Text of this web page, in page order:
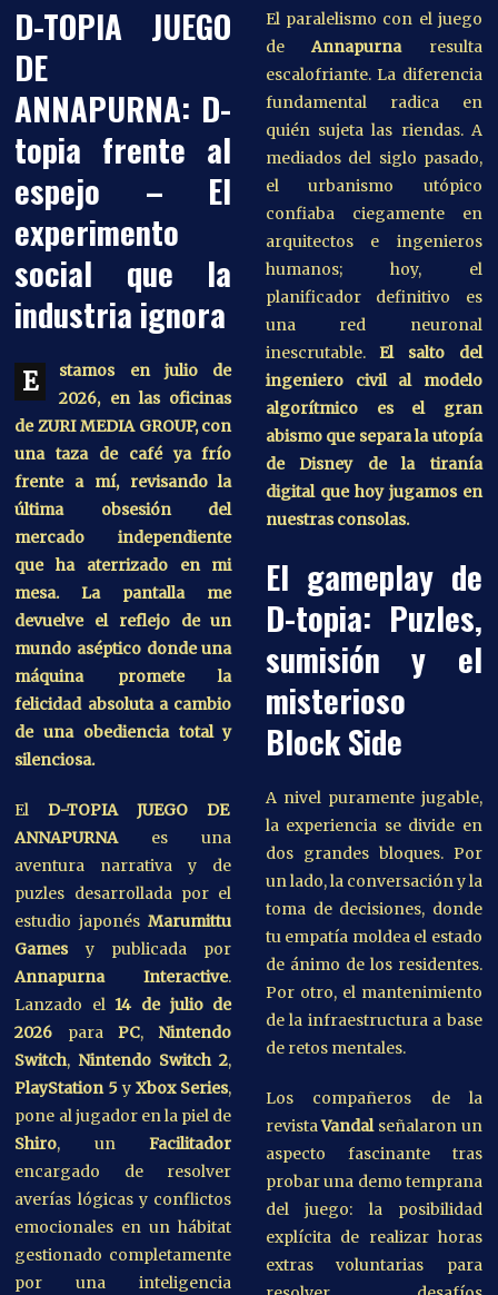
D-TOPIA JUEGO
DE
ANNAPURNA: D-
topia frente al
espejo – El
experimento
social que la
industria ignora
E
stamos en julio de
2026, en las oficinas
de ZURI MEDIA GROUP, con
una taza de café ya frío
frente a mí, revisando la
última obsesión del
mercado independiente
que ha aterrizado en mi
mesa. La pantalla me
devuelve el reflejo de un
mundo aséptico donde una
máquina promete la
felicidad absoluta a cambio
de una obediencia total y
silenciosa.
El D-TOPIA JUEGO DE
ANNAPURNAes una
aventura narrativa y de
puzles desarrollada por el
estudio japonésMarumittu
Gamesy publicada por
Annapurna Interactive.
Lanzado el 14 de julio de
2026 para PC, Nintendo
Switch, Nintendo Switch 2,
PlayStation 5yXbox Series,
pone al jugador en la piel de
Shiro, unFacilitador
encargado de resolver
averías lógicas y conflictos
emocionales en un hábitat
gestionado completamente
por una inteligencia
El paralelismo con el juego
de Annapurnaresulta
escalofriante. La diferencia
fundamental radica en
quién sujeta las riendas. A
mediados del siglo pasado,
el urbanismo utópico
confiaba ciegamente en
arquitectos e ingenieros
humanos; hoy, el
planificador definitivo es
una red neuronal
inescrutable. El salto del
ingeniero civil al modelo
algorítmico es el gran
abismo que separa la utopía
de Disney de la tiranía
digital que hoy jugamos en
nuestras consolas.
El gameplay de
D-topia: Puzles,
sumisión y el
misterioso
Block Side
A nivel puramente jugable,
la experiencia se divide en
dos grandes bloques. Por
un lado, la conversación y la
toma de decisiones, donde
tu empatía moldea el estado
de ánimo de los residentes.
Por otro, el mantenimiento
de la infraestructura a base
de retos mentales.
Los compañeros de la
revistaVandalseñalaron un
aspecto fascinante tras
probar una demo temprana
del juego: la posibilidad
explícita de realizar horas
extras voluntarias para